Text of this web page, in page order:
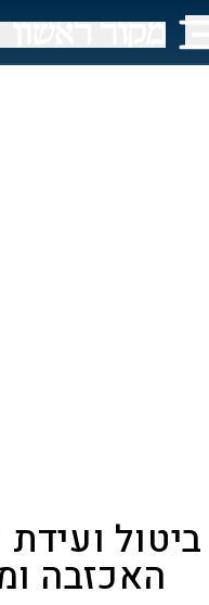
ביטול
האכזבה